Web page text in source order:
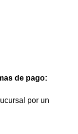
de pago:
por un